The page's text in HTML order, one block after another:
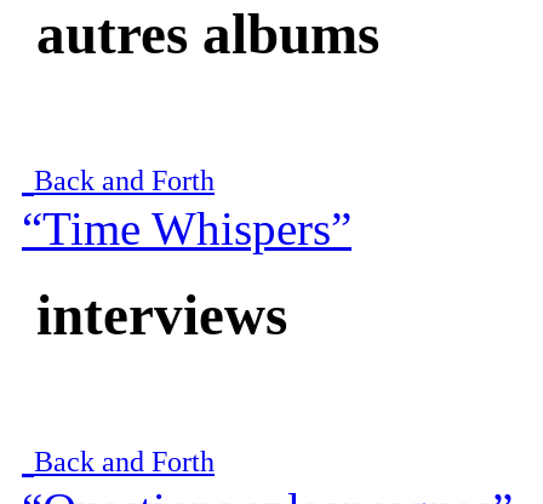
autres albums
Back and Forth
“Time Whispers”
interviews
Back and Forth